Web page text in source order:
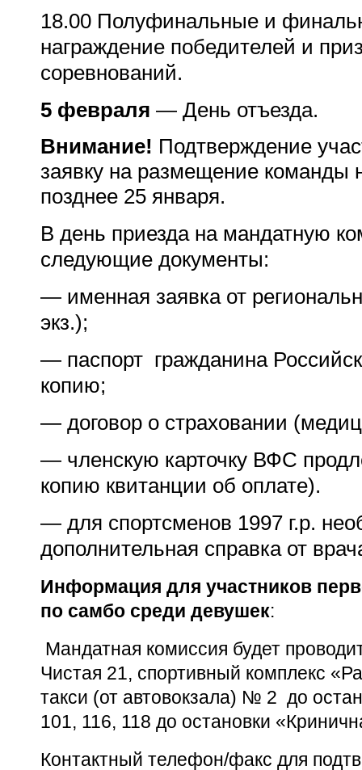
18.00 Полуфинальные и
награждение победителей и
соревнований.
5 февраля — День отъезда.
Внимание! Подтверждение
заявку на размещение команды
позднее 25 января.
В день приезда на мандатную
следующие документы:
— именная заявка от
экз.);
— паспорт гражданина
копию;
— договор о страховании
— членскую карточку ВФС
копию квитанции об оплате).
— для спортсменов 1997 г.р.
дополнительная справка от
Информация для участников
по самбо среди девушек:
Мандатная комиссия будет
Чистая 21, спортивный комплекс
такси (от автовокзала) № 2 до
101, 116, 118 до остановки
Контактный телефон/факс для